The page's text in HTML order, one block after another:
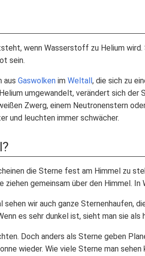
wenn Wasserstoff zu Helium wird.
sein.
aus Gaswolken im Weltall, die sich zu
umgewandelt, verändert sich der
Zwerg, einem Neutronenstern
und leuchten immer schwächer.
die Sterne fest am Himmel zu
gemeinsam über den Himmel.
wir auch ganze Sternenhaufen,
es sehr dunkel ist, sieht man sie als
Doch anders als Sterne geben
wieder. Wie viele Sterne man sehen